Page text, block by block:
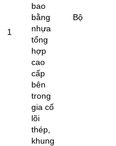
1
bao
bằng
nhựa
tổng
hợp
cao
cấp
bên
trong
gia cố
lõi
thép,
khung
Bộ